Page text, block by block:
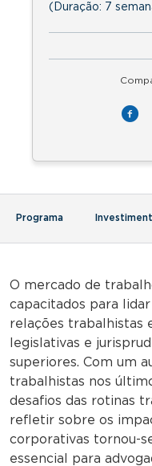
(Duração: 7
Programa
O mercado de
capacitados para
relações trabalhistas
legislativas e
superiores. Com um
trabalhistas nos
desafios das rotinas
refletir sobre os
corporativas tornou-
essencial para